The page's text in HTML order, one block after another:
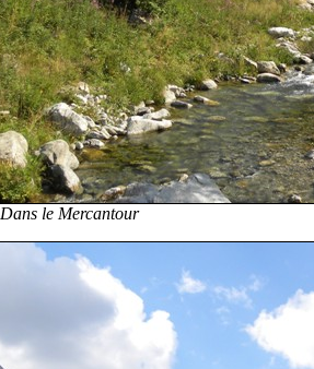
Dans le Mercantour